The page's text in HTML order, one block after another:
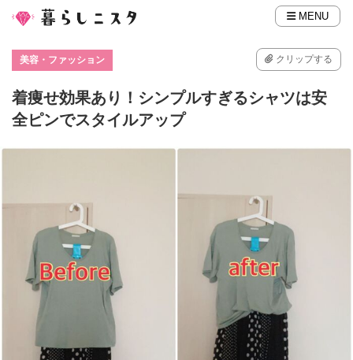
MENU
美容・ファッション クリップする
着痩せ効果あり！シンプルすぎるシャツは安
全ピンでスタイルアップ